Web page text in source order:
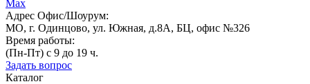
Max
Адрес Офис/Шоурум:
МО, г. Одинцово, ул. Южная, д.8А, БЦ, офис №326
Время работы:
(Пн-Пт) с 9 до 19 ч.
Задать вопрос
Каталог